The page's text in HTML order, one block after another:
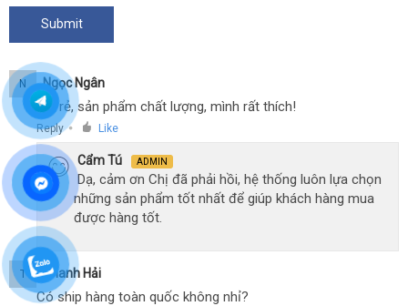
N Ngọc Ngân
Giá rẻ, sản phẩm chất lượng, mình rất thích!
Reply ● Like
Cẩm Tú ADMIN
Dạ, cảm ơn Chị đã phải hồi, hệ thống luôn lựa chọn
những sản phẩm tốt nhất để giúp khách hàng mua
được hàng tốt.
T Thanh Hải
Có ship hàng toàn quốc không nhỉ?